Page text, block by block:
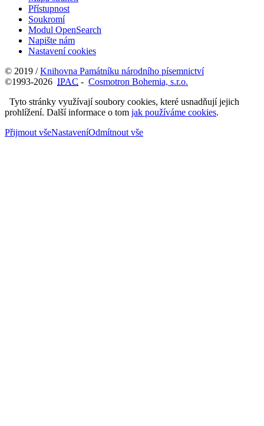
Přístupnost
Soukromí
Modul OpenSearch
Napište nám
Nastavení cookies
© 2019 /Knihovna Památníku národního písemnictví
©1993-2026 IPAC - Cosmotron Bohemia, s.r.o.
Tyto stránky využívají soubory cookies, které usnadňují jejich
prohlížení. Další informace o tom jak používáme cookies.
Přijmout všeNastaveníOdmítnout vše